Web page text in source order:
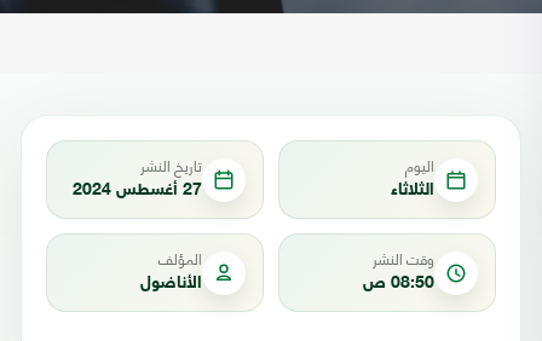
اليوم
الثلاثاء
تاريخ النشر
27 أغسطس 2024
وقت النشر
08:50 ص
المؤلف
الأناضول